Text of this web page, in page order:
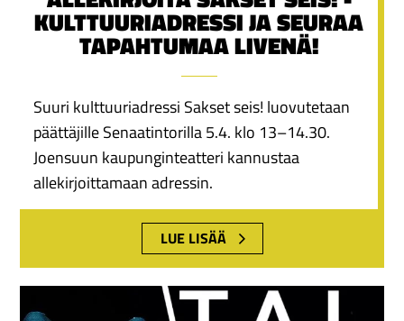
KULTTUURIADRESSI JA SEURAA
TAPAHTUMAA LIVENÄ!
Suuri kulttuuriadressi Sakset seis! luovutetaan
päättäjille Senaatintorilla 5.4. klo 13–14.30.
Joensuun kaupunginteatteri kannustaa
allekirjoittamaan adressin.
LUE LISÄÄ